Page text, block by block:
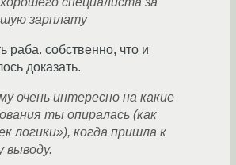
зарплату
раба. собственно, что и
доказать.
очень интересно на какие
ты опиралась (как
логики»), когда пришла к
выводу.